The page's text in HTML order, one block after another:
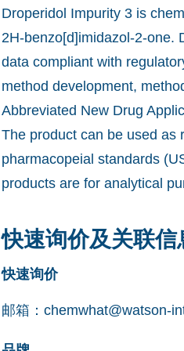
Droperidol Impurity 3 is
2H-benzo[d]imidazol-2-one.
data compliant with
method development,
Abbreviated New Drug
The product can be used as
pharmacopeial standards
products are for analytical
快速询价及关联信
快速询价
邮箱： chemwhat@watson-